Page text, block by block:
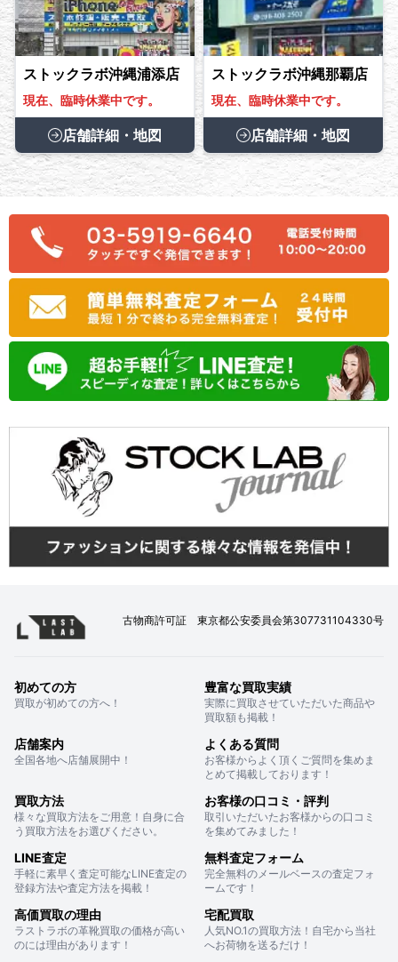
ストックラボ沖縄浦添店
現在、臨時休業中です。
店舗詳細・地図
ストックラボ沖縄那覇店
現在、臨時休業中です。
店舗詳細・地図
古物商許可証 東京都公安委員会第307731104330号
初めての方
買取が初めての方へ！
豊富な買取実績
実際に買取させていただいた商品や
買取額も掲載！
店舗案内
全国各地へ店舗展開中！
よくある質問
お客様からよく頂くご質問を集めま
とめて掲載しております！
買取方法
様々な買取方法をご用意！自身に合
う買取方法をお選びください。
お客様の口コミ・評判
取引いただいたお客様からの口コミ
を集めてみました！
LINE査定
手軽に素早く査定可能なLINE査定の
登録方法や査定方法を掲載！
無料査定フォーム
完全無料のメールベースの査定フォ
ームです！
高価買取の理由
ラストラボの革靴買取の価格が高い
のには理由があります！
宅配買取
人気NO.1の買取方法！自宅から当社
へお荷物を送るだけ！